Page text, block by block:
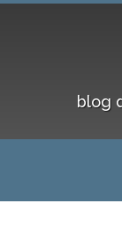
blog